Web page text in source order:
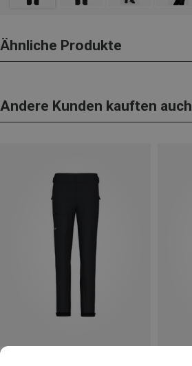
Ähnliche Produkte
Andere Kunden kauften auch